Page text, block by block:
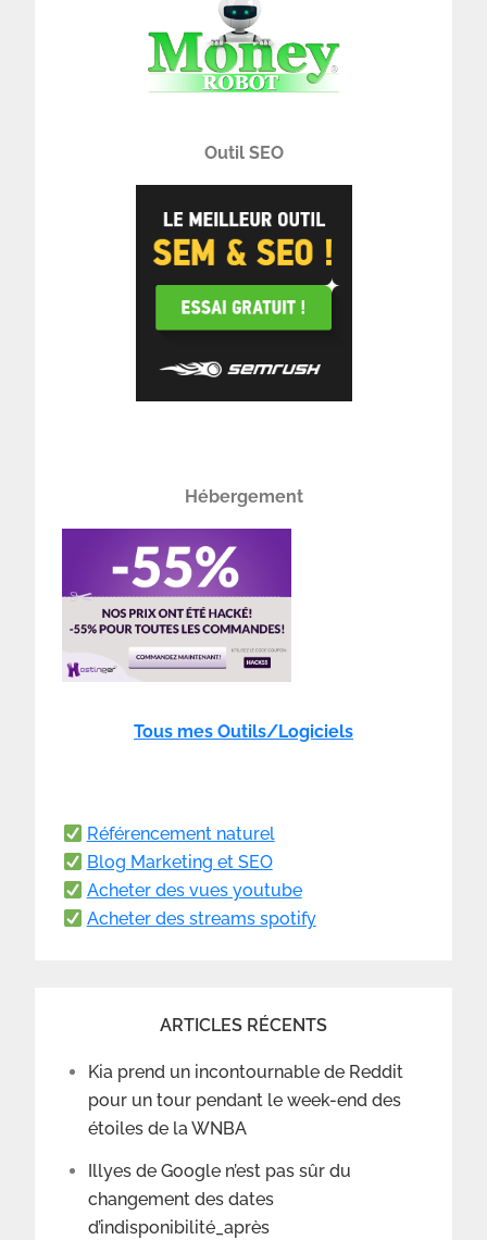
Outil SEO
Hébergement
Tous mes Outils/Logiciels
Référencement naturel
Blog Marketing et SEO
Acheter des vues youtube
Acheter des streams spotify
ARTICLES RÉCENTS
Kia prend un incontournable de Reddit
pour un tour pendant le week-end des
étoiles de la WNBA
Illyes de Google n’est pas sûr du
changement des dates
d’indisponibilité_après